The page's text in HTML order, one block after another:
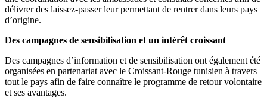
délivrer des laissez-passer leur permettant de rentrer dans leurs pays
d’origine.
Des campagnes de sensibilisation et un intérêt croissant
Des campagnes d’information et de sensibilisation ont également été
organisées en partenariat avec le Croissant-Rouge tunisien à travers
tout le pays afin de faire connaître le programme de retour volontaire
et ses avantages.